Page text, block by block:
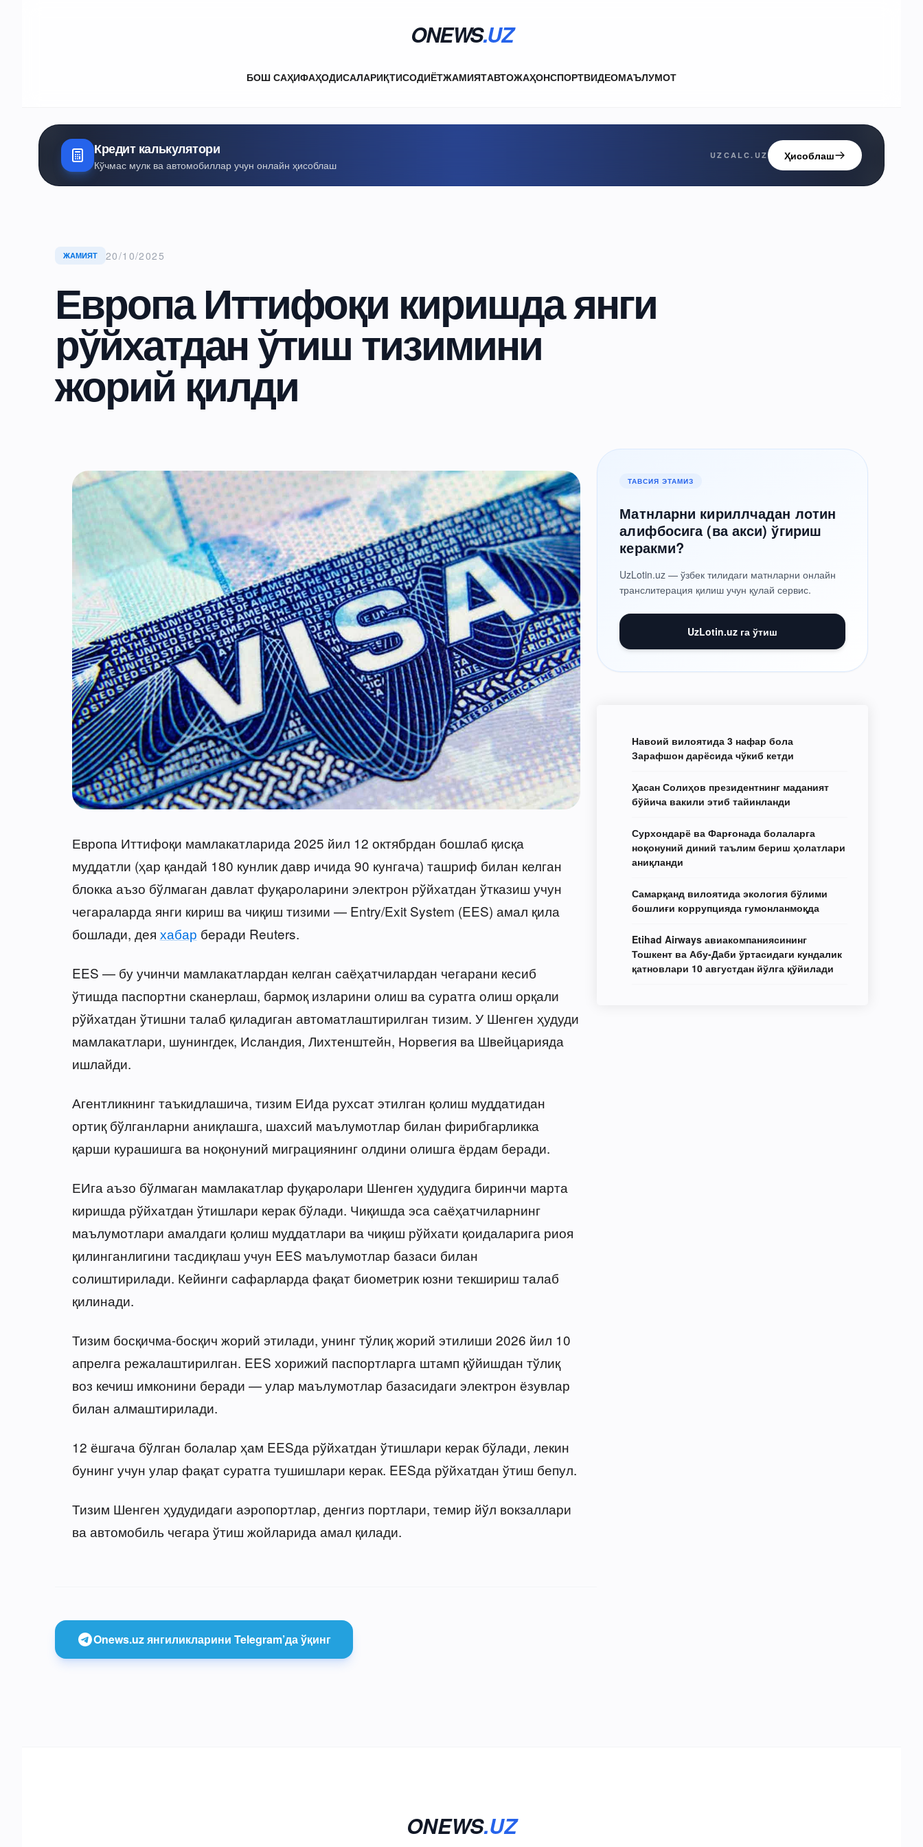
ONEWS.UZ
БОШ САҲИФАҲОДИСАЛАРИҚТИСОДИЁТЖАМИЯТАВТОЖАҲОНСПОРТВИДЕОМАЪЛУМОТ
Кредит калькулятори
Кўчмас мулк ва автомобиллар учун онлайн ҳисоблаш
UZCALC.UZ Ҳисоблаш
ЖАМИЯТ 20/10/2025
Европа Иттифоқи киришда янги
рўйхатдан ўтиш тизимини
жорий қилди
Европа Иттифоқи мамлакатларида 2025 йил 12 октябрдан бошлаб қисқа
муддатли (ҳар қандай 180 кунлик давр ичида 90 кунгача) ташриф билан келган
блокка аъзо бўлмаган давлат фуқароларини электрон рўйхатдан ўтказиш учун
чегараларда янги кириш ва чиқиш тизими — Entry/Exit System (EES) амал қила
бошлади, дея хабар беради Reuters.
EES — бу учинчи мамлакатлардан келган саёҳатчилардан чегарани кесиб
ўтишда паспортни сканерлаш, бармоқ изларини олиш ва суратга олиш орқали
рўйхатдан ўтишни талаб қиладиган автоматлаштирилган тизим. У Шенген ҳудуди
мамлакатлари, шунингдек, Исландия, Лихтенштейн, Норвегия ва Швейцарияда
ишлайди.
Агентликнинг таъкидлашича, тизим ЕИда рухсат этилган қолиш муддатидан
ортиқ бўлганларни аниқлашга, шахсий маълумотлар билан фирибгарликка
қарши курашишга ва ноқонуний миграциянинг олдини олишга ёрдам беради.
ЕИга аъзо бўлмаган мамлакатлар фуқаролари Шенген ҳудудига биринчи марта
киришда рўйхатдан ўтишлари керак бўлади. Чиқишда эса саёҳатчиларнинг
маълумотлари амалдаги қолиш муддатлари ва чиқиш рўйхати қоидаларига риоя
қилинганлигини тасдиқлаш учун EES маълумотлар базаси билан
солиштирилади. Кейинги сафарларда фақат биометрик юзни текшириш талаб
қилинади.
Тизим босқичма-босқич жорий этилади, унинг тўлиқ жорий этилиши 2026 йил 10
апрелга режалаштирилган. EES хорижий паспортларга штамп қўйишдан тўлиқ
воз кечиш имконини беради — улар маълумотлар базасидаги электрон ёзувлар
билан алмаштирилади.
12 ёшгача бўлган болалар ҳам EESда рўйхатдан ўтишлари керак бўлади, лекин
бунинг учун улар фақат суратга тушишлари керак. EESда рўйхатдан ўтиш бепул.
Тизим Шенген ҳудудидаги аэропортлар, денгиз портлари, темир йўл вокзаллари
ва автомобиль чегара ўтиш жойларида амал қилади.
Onews.uz янгиликларини Telegram’да ўқинг
ТАВСИЯ ЭТАМИЗ
Матнларни кириллчадан лотин
алифбосига (ва акси) ўгириш
керакми?
UzLotin.uz — ўзбек тилидаги матнларни онлайн
транслитерация қилиш учун қулай сервис.
UzLotin.uz га ўтиш
Навоий вилоятида 3 нафар бола
Зарафшон дарёсида чўкиб кетди
Ҳасан Солиҳов президентнинг маданият
бўйича вакили этиб тайинланди
Сурхондарё ва Фарғонада болаларга
ноқонуний диний таълим бериш ҳолатлари
аниқланди
Самарқанд вилоятида экология бўлими
бошлиғи коррупцияда гумонланмоқда
Etihad Airways авиакомпаниясининг
Тошкент ва Абу-Даби ўртасидаги кундалик
қатновлари 10 августдан йўлга қўйилади
ONEWS.UZ